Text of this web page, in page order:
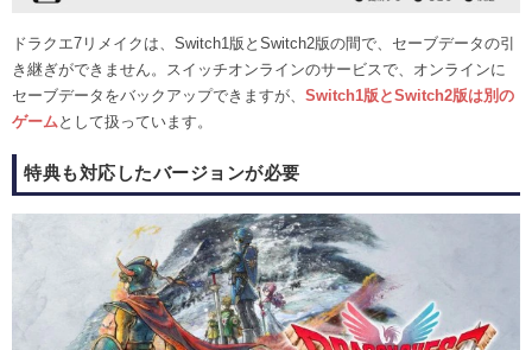
ドラクエ7リメイクは、Switch1版とSwitch2版の間で、セーブデータの引
き継ぎができません。スイッチオンラインのサービスで、オンラインに
セーブデータをバックアップできますが、 Switch1版とSwitch2版は別の
ゲームとして扱っています。
特典も対応したバージョンが必要